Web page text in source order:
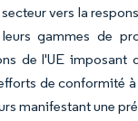
vers la
gammes de
de l'UE imposant
de conformité
manifestant une